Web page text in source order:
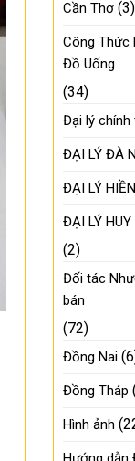
Cần Thơ (3)
Công Thức
Đồ Uống
(34)
Đại lý chính
ĐẠI LÝ ĐÀ
ĐẠI LÝ
ĐẠI LÝ
(2)
Đối tác
bán
(72)
Đồng Nai
Đồng Tháp
Hình ảnh